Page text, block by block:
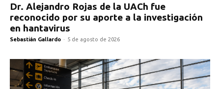
Dr. Alejandro Rojas de la UACh fue
reconocido por su aporte a la investigación
en hantavirus
Sebastián Gallardo - 5 de agosto de 2026